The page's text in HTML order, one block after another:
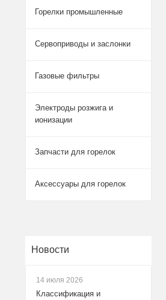
Горелки промышленные
Сервоприводы и заслонки
Газовые фильтры
Электроды розжига и
ионизации
Запчасти для горелок
Аксессуары для горелок
Новости
14 июля 2026
Классификация и